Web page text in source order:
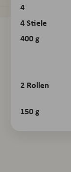
4
4Stiele
400g
2 Rollen
150g